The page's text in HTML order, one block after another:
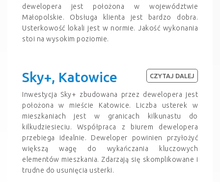
dewelopera jest położona w województwie
Małopolskie. Obsługa klienta jest bardzo dobra.
Usterkowość lokali jest w normie. Jakość wykonania
stoi na wysokim poziomie.
Sky+, Katowice
Inwestycja Sky+ zbudowana przez dewelopera jest
położona w mieście Katowice. Liczba usterek w
mieszkaniach jest w granicach kilkunastu do
kilkudziesieciu. Współpraca z biurem dewelopera
przebiega idealnie. Deweloper powinien przyłożyć
większą wagę do wykańczania kluczowych
elementów mieszkania. Zdarzają się skomplikowane i
trudne do usunięcia usterki.
CZYTAJ DALEJ